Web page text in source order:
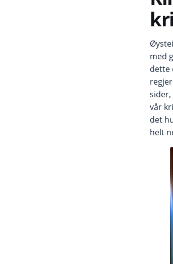
med
dette
vår
det
helt